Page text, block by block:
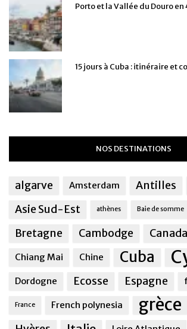
Porto et la Vallée du Douro en
15 jours à Cuba : itinéraire et
NOS DESTINATIONS
algarve Amsterdam Antilles
Asie Sud-Est
athènes Baie de somme
Bretagne Cambodge Canada
Chiang Mai Chine Cuba
Dordogne Ecosse Espagne
France French polynesia grèce